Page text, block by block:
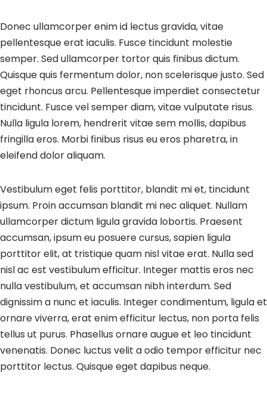
Donec ullamcorper enim id lectus gravida, vitae
pellentesque erat iaculis. Fusce tincidunt molestie
semper. Sed ullamcorper tortor quis finibus dictum.
Quisque quis fermentum dolor, non scelerisque justo. Sed
eget rhoncus arcu. Pellentesque imperdiet consectetur
tincidunt. Fusce vel semper diam, vitae vulputate risus.
Nulla ligula lorem, hendrerit vitae sem mollis, dapibus
fringilla eros. Morbi finibus risus eu eros pharetra, in
eleifend dolor aliquam.
Vestibulum eget felis porttitor, blandit mi et, tincidunt
ipsum. Proin accumsan blandit mi nec aliquet. Nullam
ullamcorper dictum ligula gravida lobortis. Praesent
accumsan, ipsum eu posuere cursus, sapien ligula
porttitor elit, at tristique quam nisl vitae erat. Nulla sed
nisl ac est vestibulum efficitur. Integer mattis eros nec
nulla vestibulum, et accumsan nibh interdum. Sed
dignissim a nunc et iaculis. Integer condimentum, ligula et
ornare viverra, erat enim efficitur lectus, non porta felis
tellus ut purus. Phasellus ornare augue et leo tincidunt
venenatis. Donec luctus velit a odio tempor efficitur nec
porttitor lectus. Quisque eget dapibus neque.